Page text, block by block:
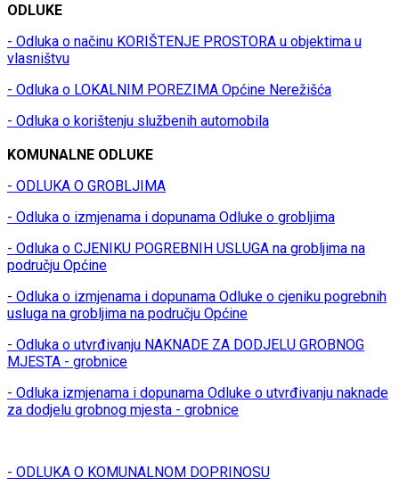
ODLUKE
- Odluka o načinu KORIŠTENJE PROSTORA u objektima u
vlasništvu
- Odluka o LOKALNIM POREZIMA Općine Nerežišća
- Odluka o korištenju službenih automobila
KOMUNALNE ODLUKE
- ODLUKA O GROBLJIMA
- Odluka o izmjenama i dopunama Odluke o grobljima
- Odluka o CJENIKU POGREBNIH USLUGA na grobljima na
području Općine
- Odluka o izmjenama i dopunama Odluke o cjeniku pogrebnih
usluga na grobljima na području Općine
- Odluka o utvrđivanju NAKNADE ZA DODJELU GROBNOG
MJESTA - grobnice
- Odluka izmjenama i dopunama Odluke o utvrđivanju naknade
za dodjelu grobnog mjesta - grobnice
- ODLUKA O KOMUNALNOM DOPRINOSU